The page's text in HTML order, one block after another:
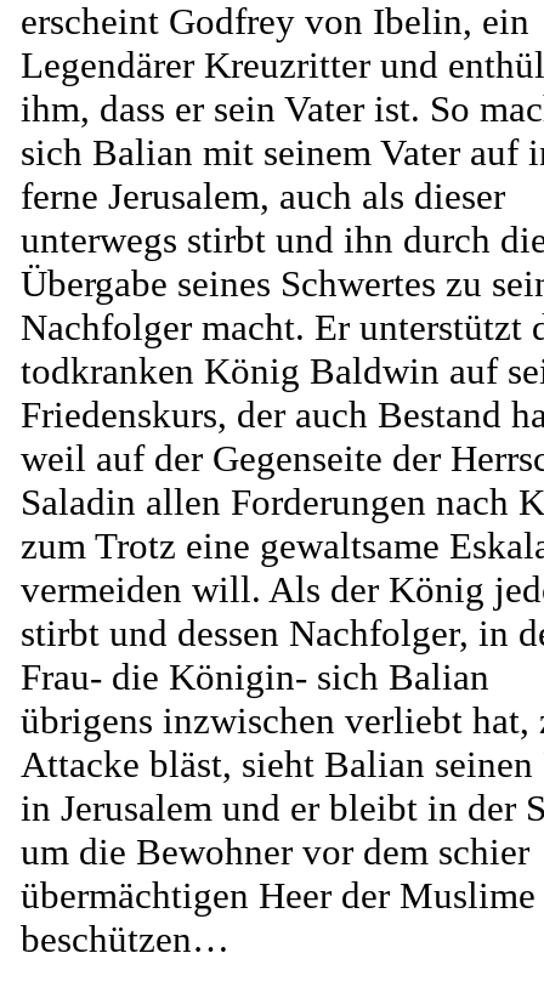
erscheint Godfrey von Ibelin, ein
Legendärer Kreuzritter und
ihm, dass er sein Vater ist. So
sich Balian mit seinem Vater auf
ferne Jerusalem, auch als dieser
unterwegs stirbt und ihn durch
Übergabe seines Schwertes zu
Nachfolger macht. Er unterstützt
todkranken König Baldwin auf
Friedenskurs, der auch Bestand
weil auf der Gegenseite der
Saladin allen Forderungen nach
zum Trotz eine gewaltsame
vermeiden will. Als der König
stirbt und dessen Nachfolger, in
Frau- die Königin- sich Balian
übrigens inzwischen verliebt hat,
Attacke bläst, sieht Balian seinen
in Jerusalem und er bleibt in der
um die Bewohner vor dem schier
übermächtigen Heer der Muslime
beschützen…